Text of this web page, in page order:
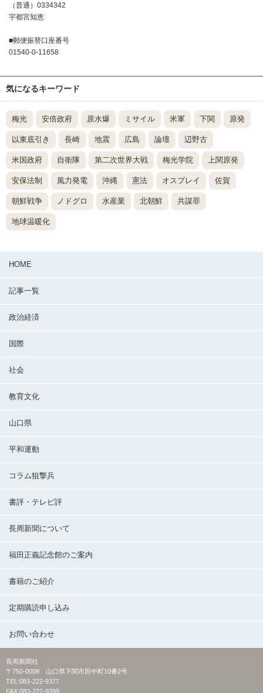
（普通）0334342
宇都宮知恵
■郵便振替口座番号
01540-0-11658
気になるキーワード
梅光 安倍政府 原水爆 ミサイル 米軍 下関 原発
以東底引き 長崎 地震 広島 論壇 辺野古
米国政府 自衛隊 第二次世界大戦 梅光学院 上関原発
安保法制 風力発電 沖縄 憲法 オスプレイ 佐賀
朝鮮戦争 ノドグロ 水産業 北朝鮮 共謀罪
地球温暖化
HOME
記事一覧
政治経済
国際
社会
教育文化
山口県
平和運動
コラム狙撃兵
書評・テレビ評
長周新聞について
福田正義記念館のご案内
書籍のご紹介
定期購読申し込み
お問い合わせ
長周新聞社
〒750-0008 山口県下関市田中町10番2号
TEL:083-222-9377
FAX:083-222-9399